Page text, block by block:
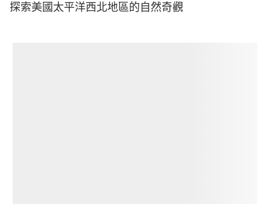
探索美國太平洋西北地區的自然奇觀